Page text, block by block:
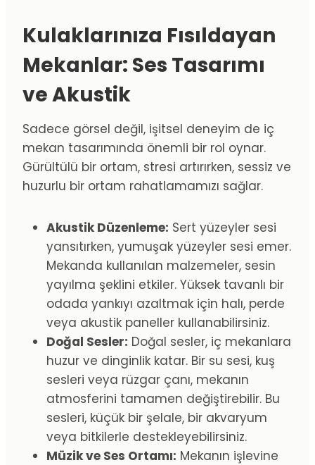
Kulaklarınıza Fısıldayan
Mekanlar: Ses Tasarımı
ve Akustik
Sadece görsel değil, işitsel deneyim de iç
mekan tasarımında önemli bir rol oynar.
Gürültülü bir ortam, stresi artırırken, sessiz ve
huzurlu bir ortam rahatlamamızı sağlar.
Akustik Düzenleme: Sert yüzeyler sesi
yansıtırken, yumuşak yüzeyler sesi emer.
Mekanda kullanılan malzemeler, sesin
yayılma şeklini etkiler. Yüksek tavanlı bir
odada yankıyı azaltmak için halı, perde
veya akustik paneller kullanabilirsiniz.
Doğal Sesler: Doğal sesler, iç mekanlara
huzur ve dinginlik katar. Bir su sesi, kuş
sesleri veya rüzgar çanı, mekanın
atmosferini tamamen değiştirebilir. Bu
sesleri, küçük bir şelale, bir akvaryum
veya bitkilerle destekleyebilirsiniz.
Müzik ve Ses Ortamı: Mekanın işlevine